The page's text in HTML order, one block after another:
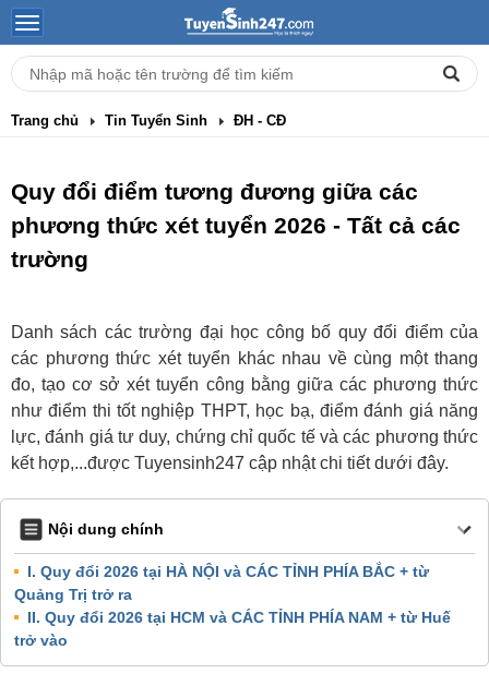
Trang chủ Tin Tuyển Sinh ĐH - CĐ
Quy đổi điểm tương đương giữa các
phương thức xét tuyển 2026 - Tất cả các
trường
Danh sách các trường đại học công bố quy đổi điểm của
các phương thức xét tuyển khác nhau về cùng một thang
đo, tạo cơ sở xét tuyển công bằng giữa các phương thức
như điểm thi tốt nghiệp THPT, học bạ, điểm đánh giá năng
lực, đánh giá tư duy, chứng chỉ quốc tế và các phương thức
kết hợp,...được Tuyensinh247 cập nhật chi tiết dưới đây.
Nội dung chính
I. Quy đổi 2026 tại HÀ NỘI và CÁC TỈNH PHÍA BẮC + từ
Quảng Trị trở ra
II. Quy đổi 2026 tại HCM và CÁC TỈNH PHÍA NAM + từ Huế
trở vào